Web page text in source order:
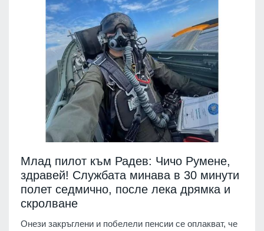
Млад пилот към Радев: Чичо Румене,
здравей! Службата минава в 30 минути
полет седмично, после лека дрямка и
скролване
Онези закръглени и побелели пенсии се оплакват, че